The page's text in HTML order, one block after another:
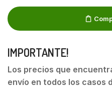
IMPORTANTE!
Los precios que
envío en todos los casos